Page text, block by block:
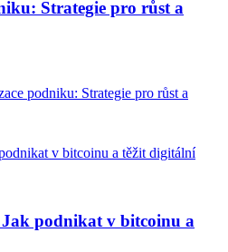
Strategie pro růst a
podniku: Strategie pro růst a
podnikat v bitcoinu a